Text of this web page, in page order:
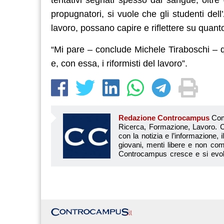
propugnatori, si vuole che gli studenti
lavoro, possano capire e riflettere su
“Mi pare – conclude Michele Tiraboschi
e, con essa, i riformisti del lavoro”.
Redazione Controcampus Controcampus è Il magazine più letto dai giovani su: Scuola, Università, Ricerca, Formazione, Lavoro. Controcampus nasce nell’ottobre 2001 con la missione di affiancare con la notizia e l’informazione, il mondo dell’istruzione e dell’università. Il suo cuore pulsante sono i giovani, menti libere e non compromesse da nessun interesse di parte. Il progetto è ambizioso e Controcampus cresce e si evolve arricchendo il proprio staff con nuovi giovani vogliosi di